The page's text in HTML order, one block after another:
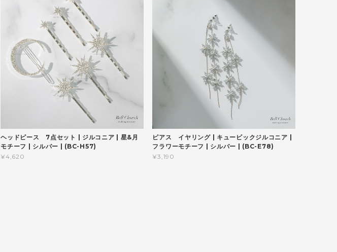
ヘッドピース 7点セット | ジルコニア | 星&月
モチーフ | シルバー | (BC-H57)
¥4,620
ピアス イヤリング | キュービックジルコニア |
フラワーモチーフ | シルバー | (BC-E78)
¥3,190